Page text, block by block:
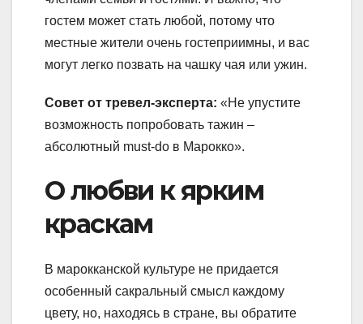
гостем может стать любой, потому что
местные жители очень гостеприимны, и вас
могут легко позвать на чашку чая или ужин.
Совет от тревел-эксперта: «Не упустите
возможность попробовать тажин –
абсолютный must-do в Марокко».
О любви к ярким
краскам
В марокканской культуре не придается
особенный сакральный смысл каждому
цвету, но, находясь в стране, вы обратите